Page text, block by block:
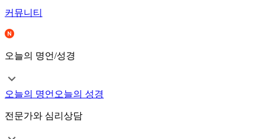
커뮤니티
오늘의 명언/성경
오늘의 명언 오늘의 성경
전문가와 심리상담